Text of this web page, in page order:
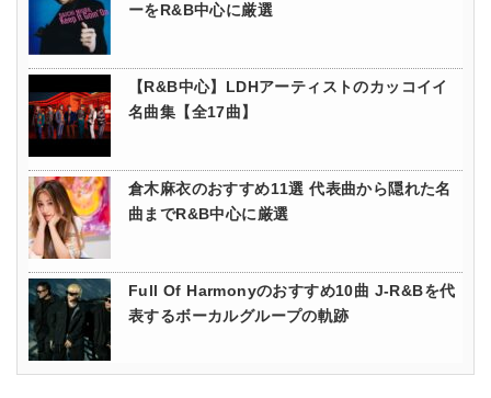
ーをR&B中心に厳選
【R&B中心】LDHアーティストのカッコイイ
名曲集【全17曲】
倉木麻衣のおすすめ11選 代表曲から隠れた名
曲までR&B中心に厳選
Full Of Harmonyのおすすめ10曲 J-R&Bを代
表するボーカルグループの軌跡